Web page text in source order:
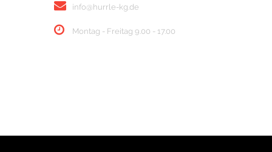
info@hurrle-kg.de
Montag - Freitag 9.00 - 17.00